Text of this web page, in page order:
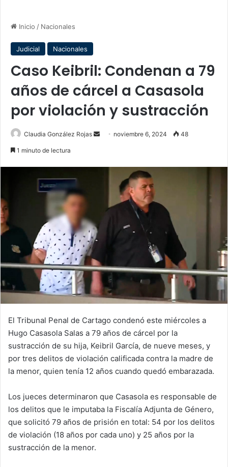
Inicio / Nacionales
Judicial Nacionales
Caso Keibril: Condenan a 79
años de cárcel a Casasola
por violación y sustracción
Claudia González Rojas
Send noviembre 6, 2024 48
1 minuto de lectura
El Tribunal Penal de Cartago condenó este miércoles a
Hugo Casasola Salas a 79 años de cárcel por la
sustracción de su hija, Keibril García, de nueve meses, y
por tres delitos de violación calificada contra la madre de
la menor, quien tenía 12 años cuando quedó embarazada.
Los jueces determinaron que Casasola es responsable de
los delitos que le imputaba la Fiscalía Adjunta de Género,
que solicitó 79 años de prisión en total: 54 por los delitos
de violación (18 años por cada uno) y 25 años por la
sustracción de la menor.